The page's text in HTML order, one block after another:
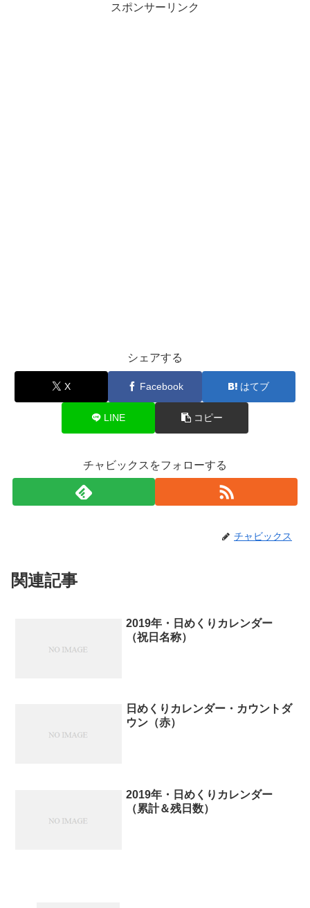
スポンサーリンク
シェアする
X Facebook はてブ
LINE コピー
チャビックスをフォローする
チャビックス
関連記事
2019年・日めくりカレンダー
（祝日名称）
日めくりカレンダー・カウントダ
ウン（赤）
2019年・日めくりカレンダー
（累計＆残日数）